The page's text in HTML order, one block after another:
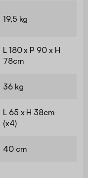
19,5 kg
L 180 x P 90 x H
78cm
36 kg
L 65 x H 38cm
(x4)
40 cm